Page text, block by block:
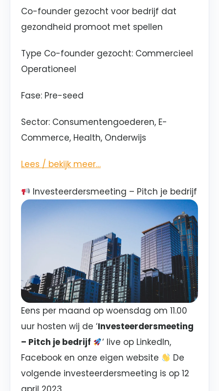
Co-founder gezocht voor bedrijf dat
gezondheid promoot met spellen
Type Co-founder gezocht: Commercieel
Operationeel
Fase: Pre-seed
Sector: Consumentengoederen, E-
Commerce, Health, Onderwijs
Lees / bekijk meer…
Investeerdersmeeting – Pitch je bedrijf
Eens per maand op woensdag om 11.00
uur hosten wij de ‘Investeerdersmeeting
– Pitch je bedrijf
‘ live op LinkedIn,
Facebook en onze eigen website
De
volgende investeerdersmeeting is op 12